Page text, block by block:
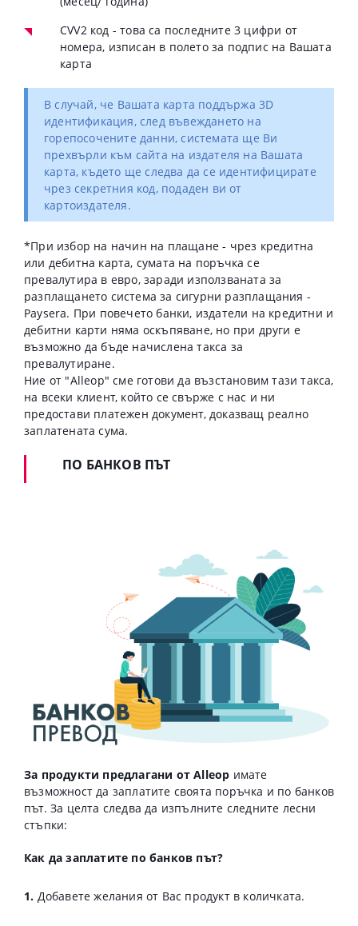
CVV2 код - това са последните 3 цифри от
номера, изписан в полето за подпис на Вашата
карта
В случай, че Вашата карта поддържа 3D
идентификация, след въвеждането на
горепосочените данни, системата ще Ви
прехвърли към сайта на издателя на Вашата
карта, където ще следва да се идентифицирате
чрез секретния код, подаден ви от
картоиздателя.
*При избор на начин на плащане - чрез кредитна
или дебитна карта, сумата на поръчка се
превалутира в евро, заради използваната за
разплащането система за сигурни разплащания -
Paysera. При повечето банки, издатели на кредитни и
дебитни карти няма оскъпяване, но при други е
възможно да бъде начислена такса за
превалутиране.
Ние от "Alleop" сме готови да възстановим тази такса,
на всеки клиент, който се свърже с нас и ни
предостави платежен документ, доказващ реално
заплатената сума.
ПО БАНКОВ ПЪТ
За продукти предлагани от Alleop имате
възможност да заплатите своята поръчка и по банков
път. За целта следва да изпълните следните лесни
стъпки:
Как да заплатите по банков път?
1. Добавете желания от Вас продукт в количката.